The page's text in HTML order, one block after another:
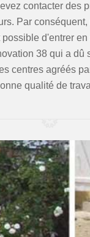
contacter des
Par
d'entrer
38 qui a dû
centres agréés
qualité de